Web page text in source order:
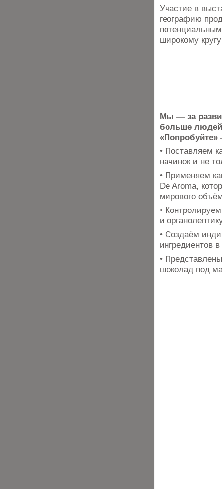
Участие в
географию
широкому
Мы — за
больше людей
• Поставляем
начинок и не
• Применяем
De Aroma,
мирового
•
и
• Создаём
ингредиентов
•
шоколад под